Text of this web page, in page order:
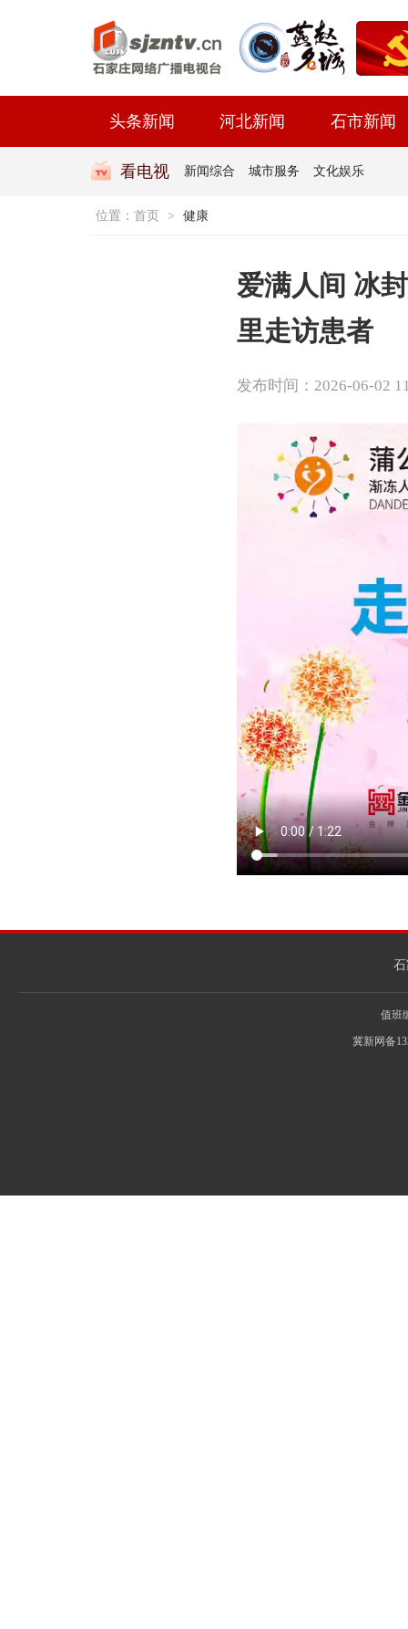
头条新闻 河北新闻 石市新闻
看电视 新闻综合 城市服务 文化娱乐
位置： 首页 > 健康
爱满人间 冰
里走访患者
发布时间：2026-06-02
值班
冀新网备